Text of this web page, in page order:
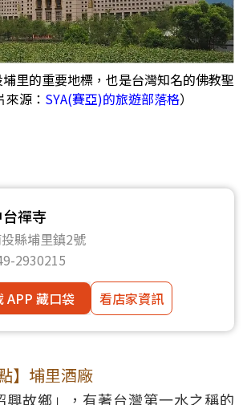
里的重要地標，也是台灣知名的佛教聖
源： SYA(賽亞)的旅遊部落格）
台禪寺
縣埔里鎮2號
2930215
APP 藏口袋
看店家資訊
】埔里酒廠
興故鄉」，有著台灣第一水之稱的